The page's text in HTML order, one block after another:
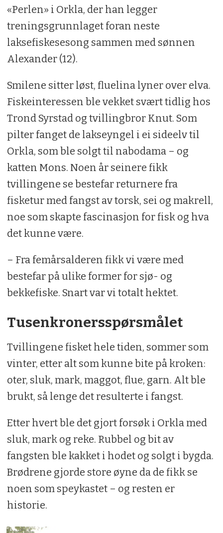
«Perlen» i Orkla, der han legger
treningsgrunnlaget foran neste
laksefiskesesong sammen med sønnen
Alexander (12).
Smilene sitter løst, fluelina lyner over elva.
Fiskeinteressen ble vekket svært tidlig hos
Trond Syrstad og tvillingbror Knut. Som
pilter fanget de lakseyngel i ei sideelv til
Orkla, som ble solgt til nabodama – og
katten Mons. Noen år seinere fikk
tvillingene se bestefar returnere fra
fisketur med fangst av torsk, sei og makrell,
noe som skapte fascinasjon for fisk og hva
det kunne være.
– Fra femårsalderen fikk vi være med
bestefar på ulike former for sjø- og
bekkefiske. Snart var vi totalt hektet.
Tusenkronersspørsmålet
Tvillingene fisket hele tiden, sommer som
vinter, etter alt som kunne bite på kroken:
oter, sluk, mark, maggot, flue, garn. Alt ble
brukt, så lenge det resulterte i fangst.
Etter hvert ble det gjort forsøk i Orkla med
sluk, mark og reke. Rubbel og bit av
fangsten ble kakket i hodet og solgt i bygda.
Brødrene gjorde store øyne da de fikk se
noen som speykastet – og resten er
historie.